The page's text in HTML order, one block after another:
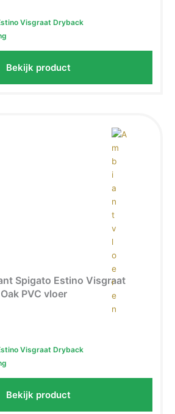
Visgraat Dryback
Bekijk product
Spigato Estino Visgraat
PVC vloer
Visgraat Dryback
Bekijk product